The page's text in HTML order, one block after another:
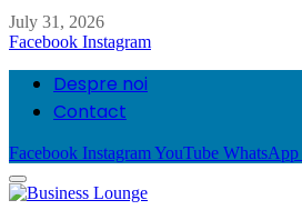
July 31, 2026
Facebook Instagram
Despre noi
Contact
Facebook InstagramYouTube WhatsApp